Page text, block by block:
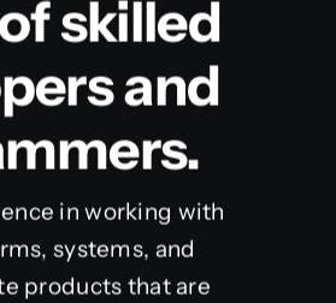
skilled
and
in working with
systems, and
products that are